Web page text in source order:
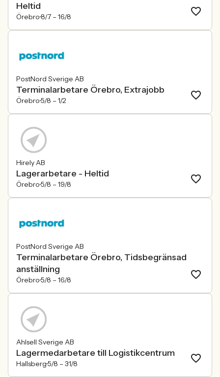
Heltid
Örebro8/7 – 16/8
PostNord Sverige AB
Terminalarbetare Örebro, Extrajobb
Örebro5/8 – 1/2
Hirely AB
Lagerarbetare - Heltid
Örebro5/8 – 19/8
PostNord Sverige AB
Terminalarbetare Örebro, Tidsbegränsad
anställning
Örebro5/8 – 16/8
Ahlsell Sverige AB
Lagermedarbetare till Logistikcentrum
Hallsberg5/8 – 31/8